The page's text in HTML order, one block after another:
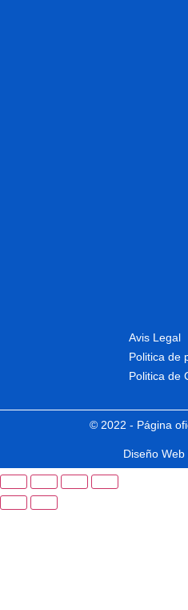
Avis Legal
Politica de
Politica de
© 2022 - Página
Diseño Web